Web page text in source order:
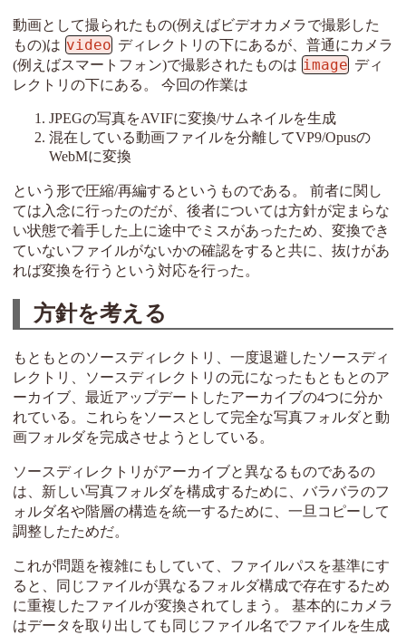
動画として撮られたもの(例えばビデオカメラで撮影した
もの)は video ディレクトリの下にあるが、普通にカメラ
(例えばスマートフォン)で撮影されたものは image ディ
レクトリの下にある。 今回の作業は
JPEGの写真をAVIFに変換/サムネイルを生成
混在している動画ファイルを分離してVP9/Opusの
WebMに変換
という形で圧縮/再編するというものである。 前者に関し
ては入念に行ったのだが、後者については方針が定まらな
い状態で着手した上に途中でミスがあったため、変換でき
ていないファイルがないかの確認をすると共に、抜けがあ
れば変換を行うという対応を行った。
方針を考える
もともとのソースディレクトリ、一度退避したソースディ
レクトリ、ソースディレクトリの元になったもともとのア
ーカイブ、最近アップデートしたアーカイブの4つに分か
れている。これらをソースとして完全な写真フォルダと動
画フォルダを完成させようとしている。
ソースディレクトリがアーカイブと異なるものであるの
は、新しい写真フォルダを構成するために、バラバラのフ
ォルダ名や階層の構造を統一するために、一旦コピーして
調整したためだ。
これが問題を複雑にもしていて、ファイルパスを基準にす
ると、同じファイルが異なるフォルダ構成で存在するため
に重複したファイルが変換されてしまう。 基本的にカメラ
はデータを取り出しても同じファイル名でファイルを生成